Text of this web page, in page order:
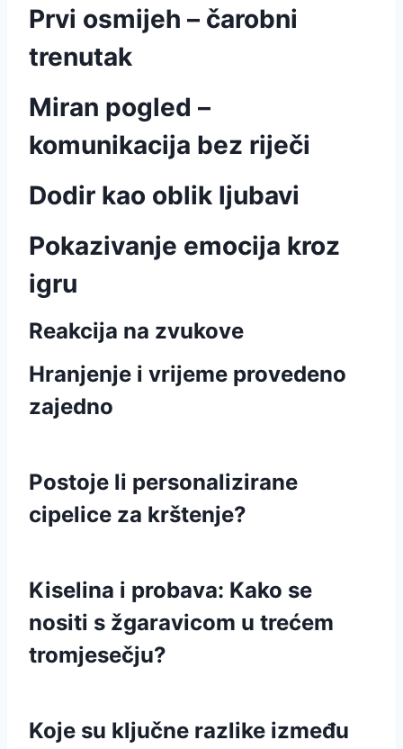
Prvi osmijeh – čarobni
trenutak
Miran pogled –
komunikacija bez riječi
Dodir kao oblik ljubavi
Pokazivanje emocija kroz
igru
Reakcija na zvukove
Hranjenje i vrijeme provedeno
zajedno
Postoje li personalizirane
cipelice za krštenje?
Kiselina i probava: Kako se
nositi s žgaravicom u trećem
tromjesečju?
Koje su ključne razlike između